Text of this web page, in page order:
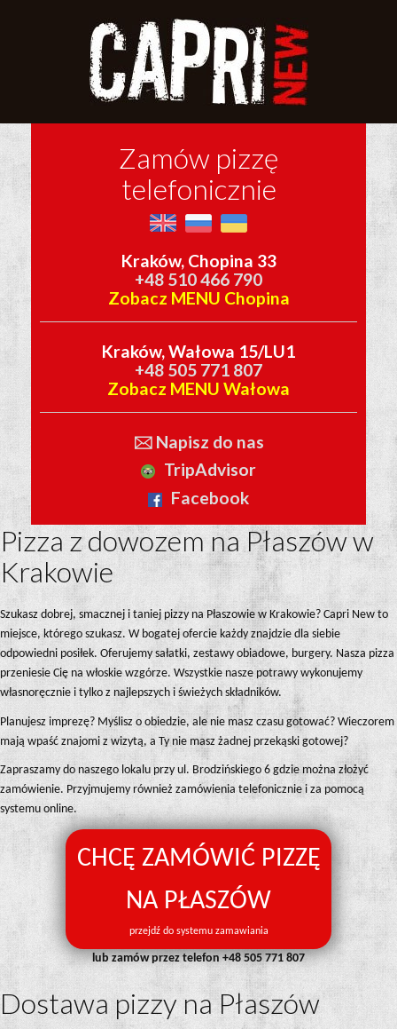
Zamów pizzę
telefonicznie
Kraków, Chopina 33
+48 510 466 790
Zobacz MENU Chopina
Kraków, Wałowa 15/LU1
+48 505 771 807
Zobacz MENU Wałowa
🖂 Napisz do nas
TripAdvisor
Facebook
Pizza z dowozem na Płaszów w
Krakowie
Szukasz dobrej, smacznej i taniej pizzy na Płaszowie w Krakowie? Capri New to
miejsce, którego szukasz. W bogatej ofercie każdy znajdzie dla siebie
odpowiedni posiłek. Oferujemy sałatki, zestawy obiadowe, burgery. Nasza pizza
przeniesie Cię na włoskie wzgórze. Wszystkie nasze potrawy wykonujemy
własnoręcznie i tylko z najlepszych i świeżych składników.
Planujesz imprezę? Myślisz o obiedzie, ale nie masz czasu gotować? Wieczorem
mają wpaść znajomi z wizytą, a Ty nie masz żadnej przekąski gotowej?
Zapraszamy do naszego lokalu przy ul. Brodzińskiego 6 gdzie można złożyć
zamówienie. Przyjmujemy również zamówienia telefonicznie i za pomocą
systemu online.
CHCĘ ZAMÓWIĆ PIZZĘ
NA PŁASZÓW
przejdź do systemu zamawiania
lub zamów przez telefon+48 505 771 807
Dostawa pizzy na Płaszów